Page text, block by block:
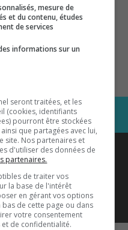
est diffusé
1033 HD2
aussi sur…
mesure de
et du contenu, études
de services
informations sur un
seront traitées, et les
(cookies, identifiants
pourront être stockées
que partagées avec lui,
site. Nos partenaires et
d'utiliser des données de
partenaires.
de traiter vos
la base de l'intérêt
en gérant vos options
bas de cette page ou dans
votre consentement
de confidentialité.